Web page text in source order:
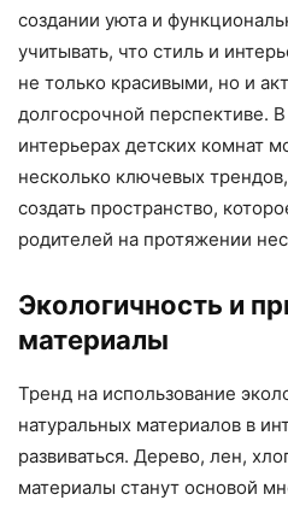
создании уюта и
учитывать, что стиль и
не только красивыми, но и
долгосрочной перспективе.
интерьерах детских комнат
несколько ключевых
создать пространство,
родителей на протяжении
Экологичность и
материалы
Тренд на использование
натуральных материалов в
развиваться. Дерево, лен,
материалы станут основой